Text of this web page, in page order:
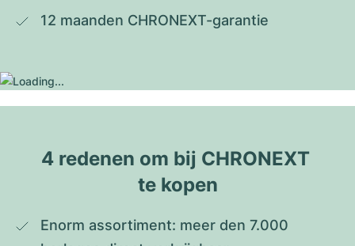
12 maanden CHRONEXT-garantie
4 redenen om bij CHRONEXT
te kopen
Enorm assortiment: meer den 7.000